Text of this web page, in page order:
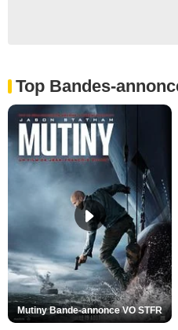
Top Bandes-
Mutiny Bande-annonce VO STFR